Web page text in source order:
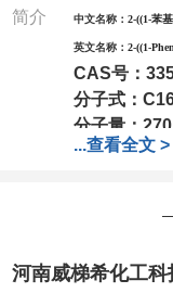
简介 中文名称： 2-((1-苯
英文名称： 2-((1-
CAS号：
分子式：
分子量：
包装：1Mg ;
我司对高校
作中有用到
63377391/
...查看全文 >
河南威梯希化工科